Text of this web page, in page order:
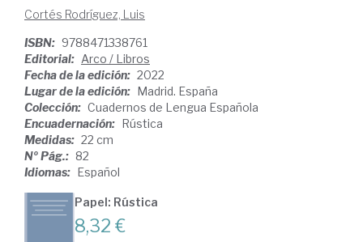
Cortés Rodríguez, Luis
ISBN: 9788471338761
Editorial: Arco / Libros
Fecha de la edición: 2022
Lugar de la edición: Madrid. España
Colección: Cuadernos de Lengua Española
Encuadernación: Rústica
Medidas: 22 cm
Nº Pág.: 82
Idiomas: Español
Papel: Rústica
8,32 €